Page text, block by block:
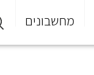
מחשבונים